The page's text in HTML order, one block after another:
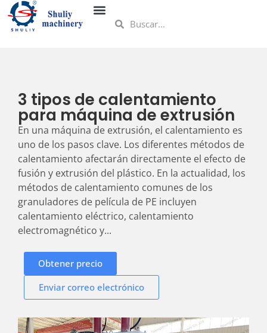
3 tipos de calentamiento
para máquina de extrusión
En una máquina de extrusión, el calentamiento es
uno de los pasos clave. Los diferentes métodos de
calentamiento afectarán directamente el efecto de
fusión y extrusión del plástico. En la actualidad, los
métodos de calentamiento comunes de los
granuladores de película de PE incluyen
calentamiento eléctrico, calentamiento
electromagnético y...
Obtener precio
Enviar correo electrónico